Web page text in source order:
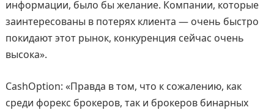
информации, было бы желание. Компании, которые
заинтересованы в потерях клиента — очень быстро
покидают этот рынок, конкуренция сейчас очень
высока».
CashOption: «Правда в том, что к сожалению, как
среди форекс брокеров, так и брокеров бинарных